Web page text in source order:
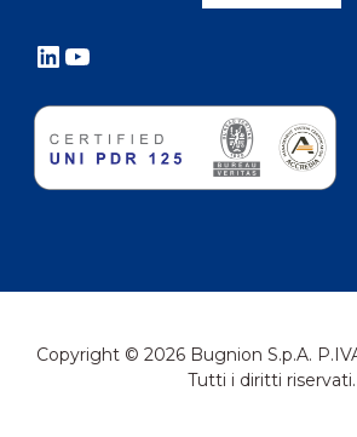
LinkedIn
YouTube
Copyright © 2026 Bugnion S.p.A.
Tutti i diritti riservati.